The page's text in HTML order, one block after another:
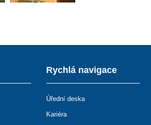
Rychlá navigace
Úřední deska
Kariéra